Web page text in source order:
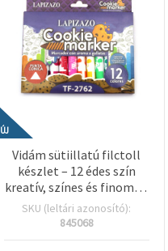
ÚJ
Vidám sütiillatú filctoll
készlet – 12 édes szín
kreatív, színes és finoman
mókás rajzoláshoz,
hobby & kreatív
SKU (leltári azonosító):
845068